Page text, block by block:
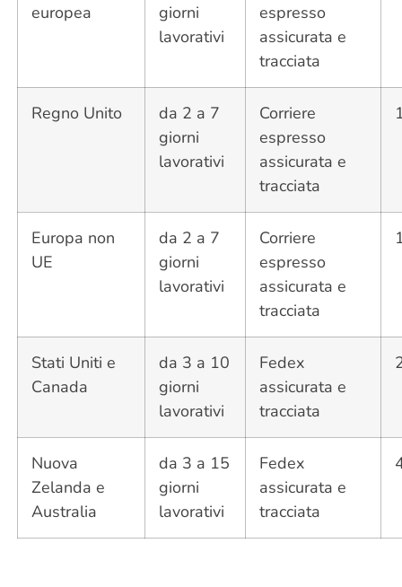
europea
giorni
lavorativi
espresso
assicurata e
tracciata
Regno Unito
da 2 a 7
giorni
lavorativi
Corriere
espresso
assicurata e
tracciata
Europa non
UE
da 2 a 7
giorni
lavorativi
Corriere
espresso
assicurata e
tracciata
Stati Uniti e
Canada
da 3 a 10
giorni
lavorativi
Fedex
assicurata e
tracciata
Nuova
Zelanda e
Australia
da 3 a 15
giorni
lavorativi
Fedex
assicurata e
tracciata